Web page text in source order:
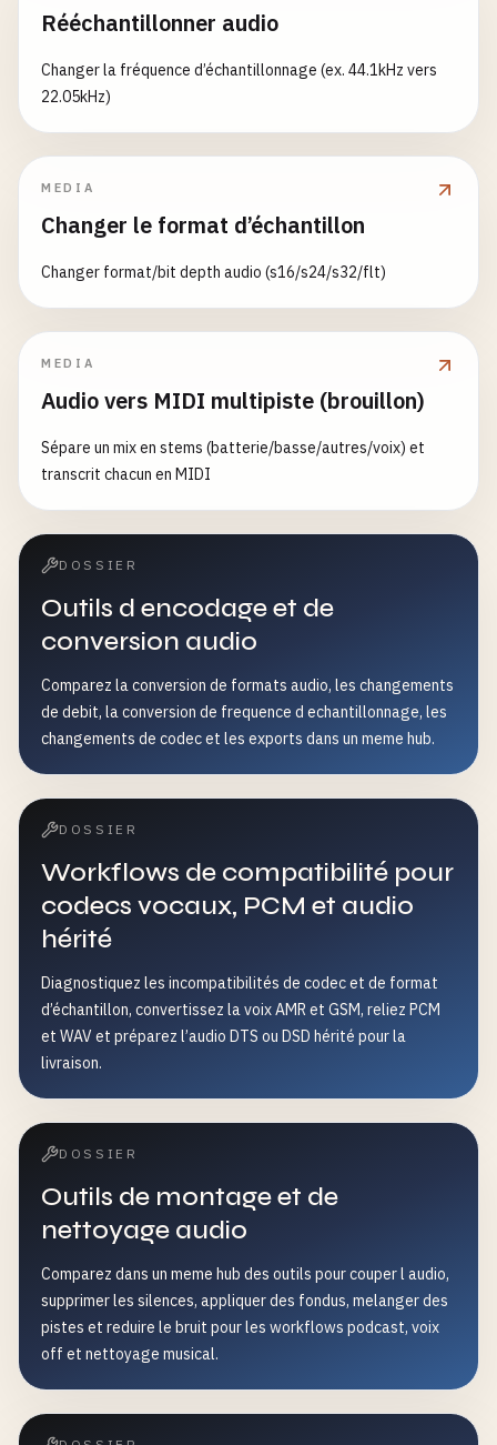
Rééchantillonner audio
Changer la fréquence d’échantillonnage (ex. 44.1kHz vers
22.05kHz)
MEDIA
Changer le format d’échantillon
Changer format/bit depth audio (s16/s24/s32/flt)
MEDIA
Audio vers MIDI multipiste (brouillon)
Sépare un mix en stems (batterie/basse/autres/voix) et
transcrit chacun en MIDI
DOSSIER
Outils d encodage et de
conversion audio
Comparez la conversion de formats audio, les changements
de debit, la conversion de frequence d echantillonnage, les
changements de codec et les exports dans un meme hub.
DOSSIER
Workflows de compatibilité pour
codecs vocaux, PCM et audio
hérité
Diagnostiquez les incompatibilités de codec et de format
d’échantillon, convertissez la voix AMR et GSM, reliez PCM
et WAV et préparez l’audio DTS ou DSD hérité pour la
livraison.
DOSSIER
Outils de montage et de
nettoyage audio
Comparez dans un meme hub des outils pour couper l audio,
supprimer les silences, appliquer des fondus, melanger des
pistes et reduire le bruit pour les workflows podcast, voix
off et nettoyage musical.